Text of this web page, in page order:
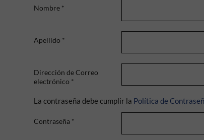
Nombre *
Apellido *
Dirección de Correo
electrónico *
La contraseña debe cumplir la Política de
Contraseña *